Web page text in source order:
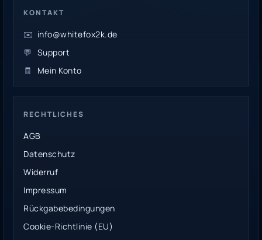
KONTAKT
✉️ info@whitefox2k.de
💬 Support
🧾
Mein Konto
RECHTLICHES
AGB
Datenschutz
Widerruf
Impressum
Rückgabebedingungen
Cookie-Richtlinie (EU)